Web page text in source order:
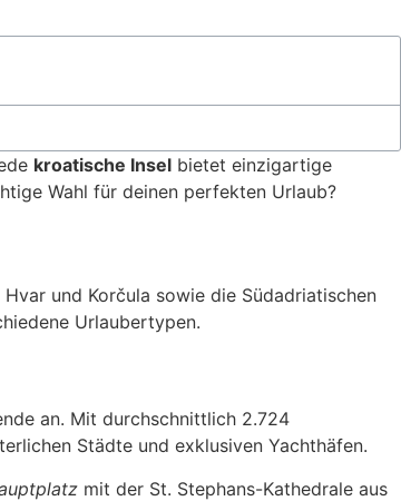
kroatische Insel bietet einzigartige
Wahl für deinen perfekten Urlaub?
und Korčula sowie die Südadriatischen
Urlaubertypen.
an. Mit durchschnittlich 2.724
Städte und exklusiven Yachthäfen.
mit der St. Stephans-Kathedrale aus